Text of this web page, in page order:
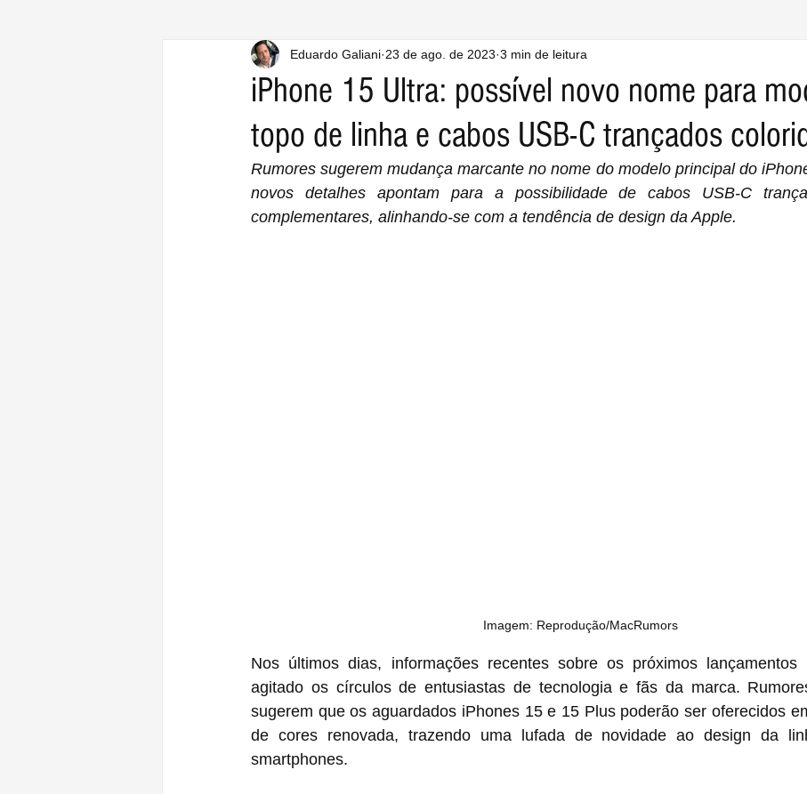
iPhone 15 Ultra: possível novo nome para
topo de linha e cabos USB-C trançados
Eduardo Galiani 23 de ago. de 2023 3 min de leitura
Rumores sugerem mudança marcante no nome do modelo principal do
novos detalhes apontam para a possibilidade de cabos USB-C
complementares, alinhando-se com a tendência de design da Apple.
Imagem: Reprodução/MacRumors
Nos últimos dias, informações recentes sobre os próximos
agitado os círculos de entusiastas de tecnologia e fãs da marca.
sugerem que os aguardados iPhones 15 e 15 Plus poderão ser oferecidos
de cores renovada, trazendo uma lufada de novidade ao design da
smartphones.